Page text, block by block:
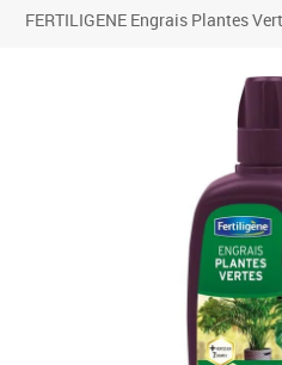
FERTILIGENE Engrais Plantes